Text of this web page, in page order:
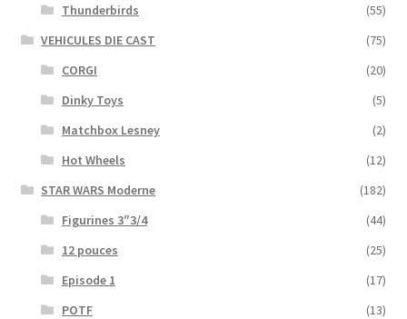
Thunderbirds
(55)
VEHICULES DIE CAST
(75)
CORGI
(20)
Dinky Toys
(5)
Matchbox Lesney
(2)
Hot Wheels
(12)
STAR WARS Moderne
(182)
Figurines 3″3/4
(44)
12 pouces
(25)
Episode 1
(17)
POTF
(13)